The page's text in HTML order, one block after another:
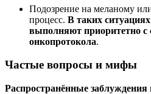
Подозрение на меланому
процесс. В таких
выполняют приоритетно с
онкопротокола.
Частые вопросы и мифы
Распространённые